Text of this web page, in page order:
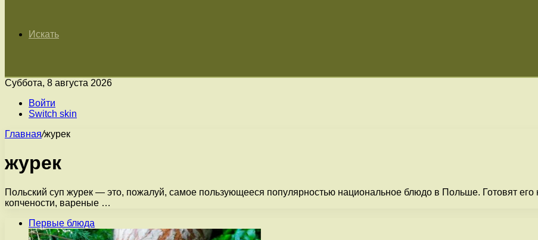
Искать
Суббота, 8 августа 2026
Войти
Switch skin
Главная/журек
журек
Польский суп журек — это, пожалуй, самое пользующееся популярностью национальное блюдо в Польше. Готовят его
копчености, вареные …
Первые блюда